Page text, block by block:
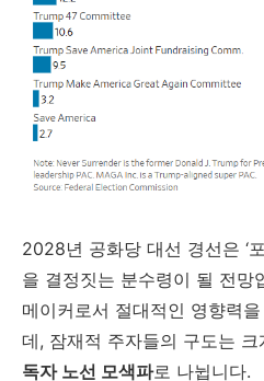
2028년 공화당 대선 경선은 ‘
을 결정짓는 분수령이 될 전망
메이커로서 절대적인 영향력
데, 잠재적 주자들의 구도는 크
독자 노선 모색파로 나뉩니다.